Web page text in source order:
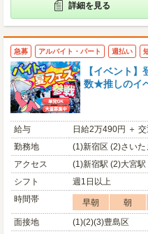
詳細を見る
急募 アルバイト・パート 週払い
【イベント
数★推しのイ
給与
日給2万490円 ＋
勤務地
(1)新宿区 (2)さい
アクセス
(1)新宿駅 (2)大宮駅
シフト
週1日以上
時間帯
早朝 朝
面接地
(1)(2)(3)豊島区